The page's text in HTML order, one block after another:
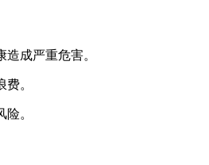
成严重危害。
。
。